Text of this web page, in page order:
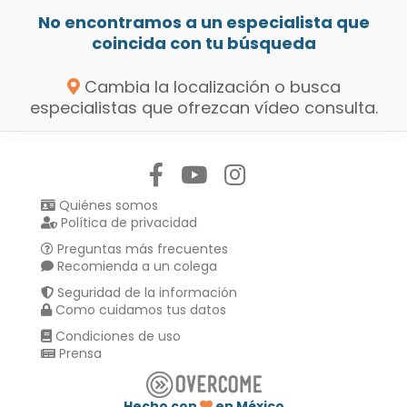
No encontramos a un especialista que
coincida con tu búsqueda
Cambia la localización o busca
especialistas que ofrezcan vídeo consulta.
Quiénes somos
Política de privacidad
Preguntas más frecuentes
Recomienda a un colega
Seguridad de la información
Como cuidamos tus datos
Condiciones de uso
Prensa